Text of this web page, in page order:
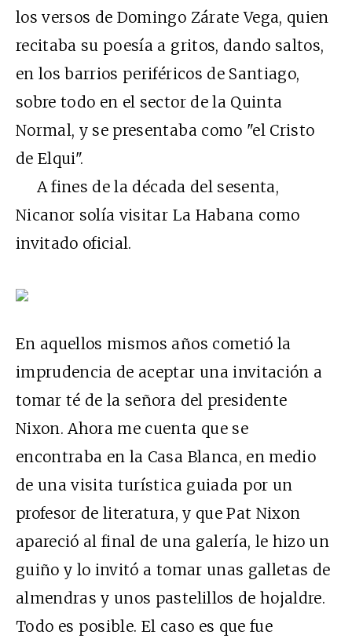
los versos de Domingo Zárate Vega, quien
recitaba su poesía a gritos, dando saltos,
en los barrios periféricos de Santiago,
sobre todo en el sector de la Quinta
Normal, y se presentaba como "el Cristo
de Elqui".
A fines de la década del sesenta,
Nicanor solía visitar La Habana como
invitado oficial.
En aquellos mismos años cometió la
imprudencia de aceptar una invitación a
tomar té de la señora del presidente
Nixon. Ahora me cuenta que se
encontraba en la Casa Blanca, en medio
de una visita turística guiada por un
profesor de literatura, y que Pat Nixon
apareció al final de una galería, le hizo un
guiño y lo invitó a tomar unas galletas de
almendras y unos pastelillos de hojaldre.
Todo es posible. El caso es que fue